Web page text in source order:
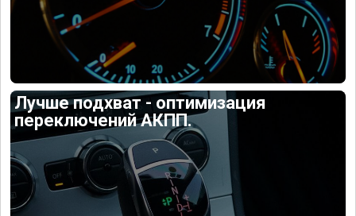
Лучше подхват - оптимизация
переключений АКПП.